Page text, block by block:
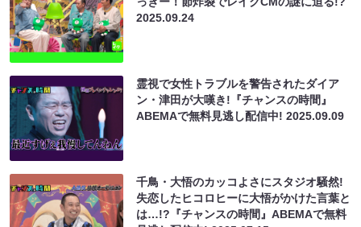
2025.09.24
霊視で女性トラブルを警告されたダイア
ン・津田が大嘆き!『チャンスの時間』
ABEMAで無料見逃し配信中!2025.09.09
千鳥・大悟のカッコよさにスタジオ騒然!
失恋したヒコロヒーに大悟がかけた言葉と
は…!?『チャンスの時間』ABEMAで無料